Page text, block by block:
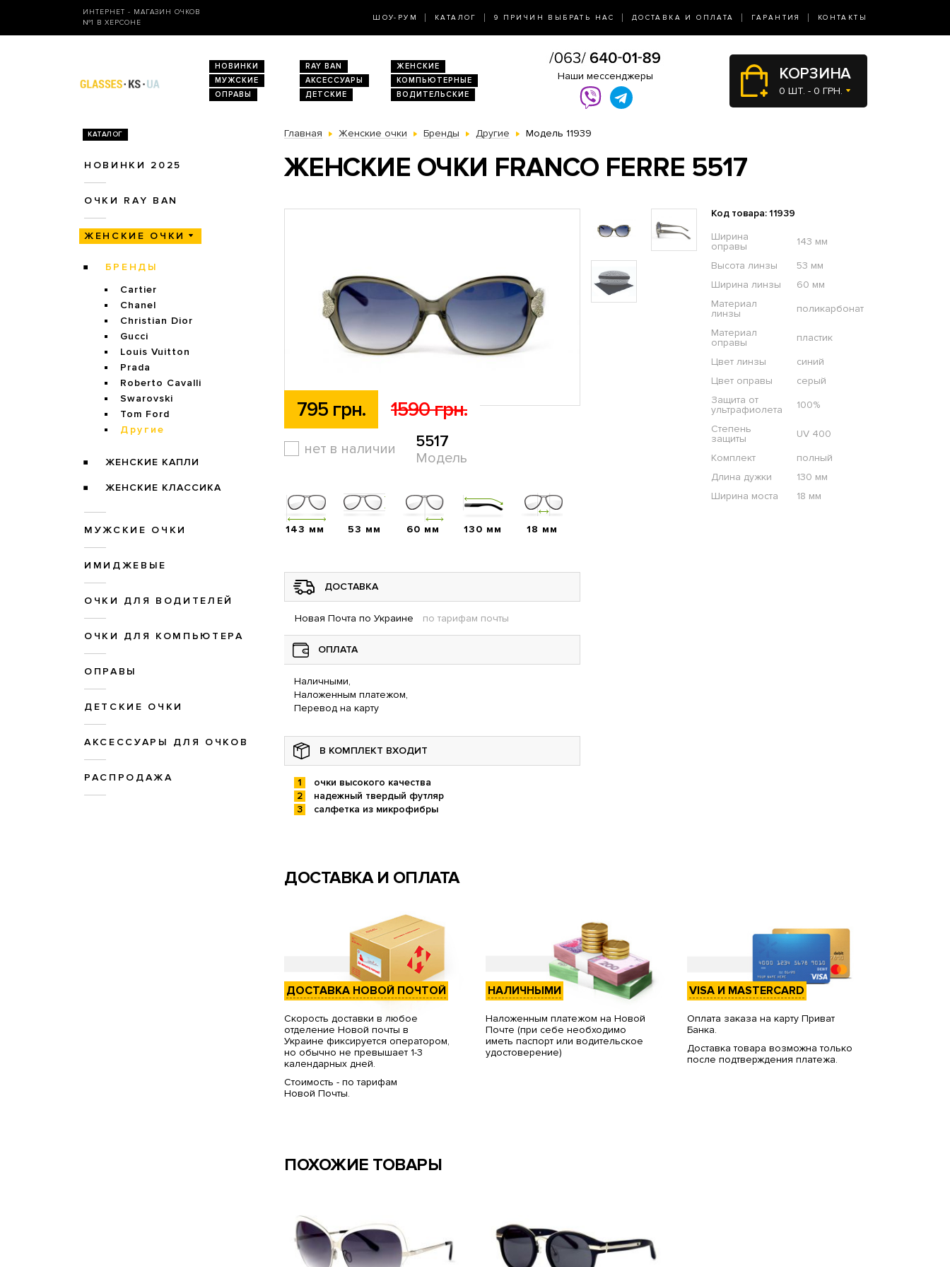
ИНТЕРНЕТ - МАГАЗИН ОЧКОВ
№1 В ХЕРСОНЕ
ШОУ-РУМ КАТАЛОГ 9 ПРИЧИН ВЫБРАТЬ НАС ДОСТАВКА И ОПЛАТА ГАРАНТИЯ КОНТАКТЫ
НОВИНКИ RAY BAN
ЖЕНСКИЕ
МУЖСКИЕ
АКСЕССУАРЫ
КОМПЬЮТЕРНЫЕ
ОПРАВЫ
ДЕТСКИЕ ВОДИТЕЛЬСКИЕ
Наши мессенджеры КОРЗИНА
0 ШТ. - 0 ГРН.
КАТАЛОГ
НОВИНКИ 2025
ОЧКИ RAY BAN
ЖЕНСКИЕ ОЧКИ
БРЕНДЫ
Cartier
Chanel
Christian Dior
Gucci
Louis Vuitton
Prada
Roberto Cavalli
Swarovski
Tom Ford
Другие
ЖЕНСКИЕ КАПЛИ
ЖЕНСКИЕ КЛАССИКА
МУЖСКИЕ ОЧКИ
ИМИДЖЕВЫЕ
ОЧКИ ДЛЯ ВОДИТЕЛЕЙ
ОЧКИ ДЛЯ КОМПЬЮТЕРА
ОПРАВЫ
ДЕТСКИЕ ОЧКИ
АКСЕССУАРЫ ДЛЯ ОЧКОВ
РАСПРОДАЖА
Главная Женские очки Бренды Другие Модель 11939
ЖЕНСКИЕ ОЧКИ FRANCO FERRE 5517
795 грн. 1590 грн.
нет в наличии 5517
Модель
Код товара: 11939
Ширина
оправы
143 мм
Высота линзы
53 мм
Ширина линзы
60 мм
Материал
линзы
поликарбонат
Материал
оправы
пластик
Цвет линзы
синий
Цвет оправы
серый
Защита от
ультрафиолета
100%
Степень
защиты
UV 400
Комплект
полный
Длина дужки
130 мм
Ширина моста
18 мм
143 мм 53 мм 60 мм 130 мм 18 мм
ДОСТАВКА
Новая Почта по Украине по тарифам почты
ОПЛАТА
Наличными,
Наложенным платежом,
Перевод на карту
В КОМПЛЕКТ ВХОДИТ
очки высокого качества
надежный твердый футляр
салфетка из микрофибры
ДОСТАВКА И ОПЛАТА
ДОСТАВКА НОВОЙ ПОЧТОЙ
Скорость доставки в любое
отделение Новой почты в
Украине фиксируется оператором,
но обычно не превышает 1-3
календарных дней.
Стоимость - по тарифам
Новой Почты.
НАЛИЧНЫМИ
Наложенным платежом на Новой
Почте (при себе необходимо
иметь паспорт или водительское
удостоверение)
VISA И MASTERCARD
Оплата заказа на карту Приват
Банка.
Доставка товара возможна только
после подтверждения платежа.
ПОХОЖИЕ ТОВАРЫ